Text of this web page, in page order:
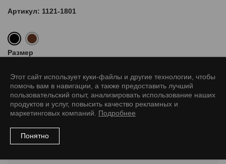
Артикул: 1121-1801
Размер
Рекомендуемые товары
Этот сайт использует куки-файлы и другие технологии, чтобы
помочь вам в навигации, а также предоставить лучший
пользовательский опыт, анализировать использование наших
продуктов и услуг, повысить качество рекламных и
маркетинговых компаний. Подробнее
Понятно